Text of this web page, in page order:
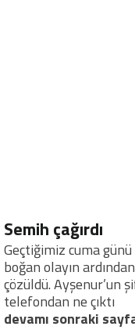
Semih çağırdı
Geçtiğimiz cuma
boğan olayın
çözüldü. Ayşenur’un
telefondan ne çıktı
devamı sonraki